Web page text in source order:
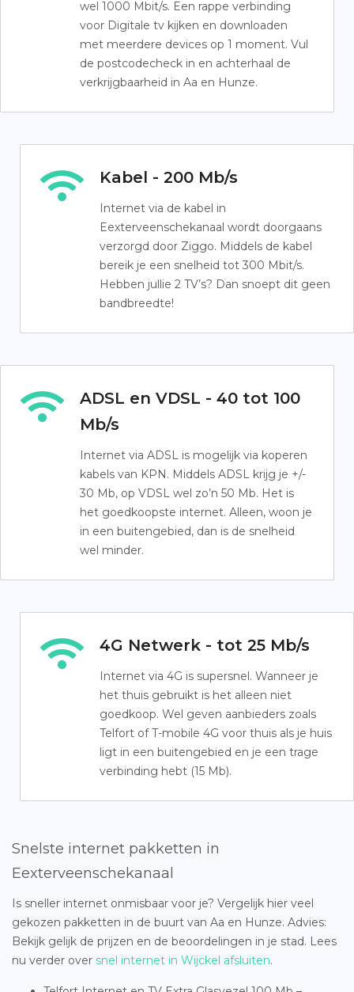
wel 1000 Mbit/s. Een rappe verbinding
voor Digitale tv kijken en downloaden
met meerdere devices op 1 moment. Vul
de postcodecheck in en achterhaal de
verkrijgbaarheid in Aa en Hunze.
Kabel - 200 Mb/s
Internet via de kabel in
Eexterveenschekanaal wordt doorgaans
verzorgd door Ziggo. Middels de kabel
bereik je een snelheid tot 300 Mbit/s.
Hebben jullie 2 TV’s? Dan snoept dit geen
bandbreedte!
ADSL en VDSL - 40 tot 100
Mb/s
Internet via ADSL is mogelijk via koperen
kabels van KPN. Middels ADSL krijg je +/-
30 Mb, op VDSL wel zo’n 50 Mb. Het is
het goedkoopste internet. Alleen, woon je
in een buitengebied, dan is de snelheid
wel minder.
4G Netwerk - tot 25 Mb/s
Internet via 4G is supersnel. Wanneer je
het thuis gebruikt is het alleen niet
goedkoop. Wel geven aanbieders zoals
Telfort of T-mobile 4G voor thuis als je huis
ligt in een buitengebied en je een trage
verbinding hebt (15 Mb).
Snelste internet pakketten in
Eexterveenschekanaal
Is sneller internet onmisbaar voor je? Vergelijk hier veel
gekozen pakketten in de buurt van Aa en Hunze. Advies:
Bekijk gelijk de prijzen en de beoordelingen in je stad. Lees
nu verder over snel internet in Wijckel afsluiten.